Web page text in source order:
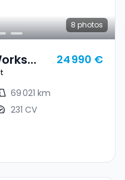
8 photos
24 990 €
69 021 km
231 CV